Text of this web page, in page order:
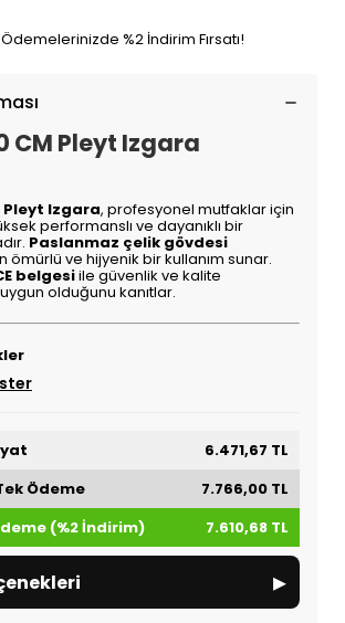
%2 İndirim Fırsatı!
CM Pleyt Izgara
Pleyt Izgara, profesyonel mutfaklar için
performanslı ve dayanıklı bir
Paslanmaz çelik gövdesi
ömürlü ve hijyenik bir kullanım sunar.
belgesiile güvenlik ve kalite
olduğunu kanıtlar.
6.471,67 TL
Ödeme
7.766,00 TL
(%2 İndirim)
7.610,68 TL
▸